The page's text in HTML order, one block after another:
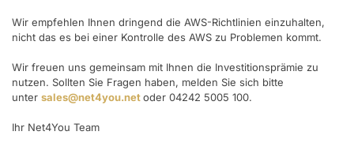
Wir empfehlen Ihnen dringend die AWS-Richtlinien einzuhalten,
nicht das es bei einer Kontrolle des AWS zu Problemen kommt.
Wir freuen uns gemeinsam mit Ihnen die Investitionsprämie zu
nutzen. Sollten Sie Fragen haben, melden Sie sich bitte
unter sales@net4you.netoder 04242 5005 100.
Ihr Net4You Team